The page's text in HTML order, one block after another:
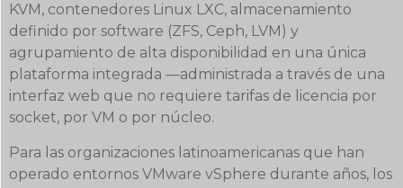
KVM, contenedores Linux LXC, almacenamiento
definido por software (ZFS, Ceph, LVM) y
agrupamiento de alta disponibilidad en una única
plataforma integrada —administrada a través de una
interfaz web que no requiere tarifas de licencia por
socket, por VM o por núcleo.
Para las organizaciones latinoamericanas que han
operado entornos VMware vSphere durante años, los